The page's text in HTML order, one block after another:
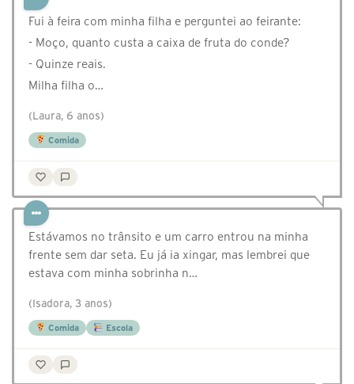
Fui à feira com minha filha e perguntei ao feirante:
- Moço, quanto custa a caixa de fruta do conde?
- Quinze reais.
Milha filha o…
(Laura, 6 anos)
Comida
Estávamos no trânsito e um carro entrou na minha
frente sem dar seta. Eu já ia xingar, mas lembrei que
estava com minha sobrinha n…
(Isadora, 3 anos)
Comida Escola